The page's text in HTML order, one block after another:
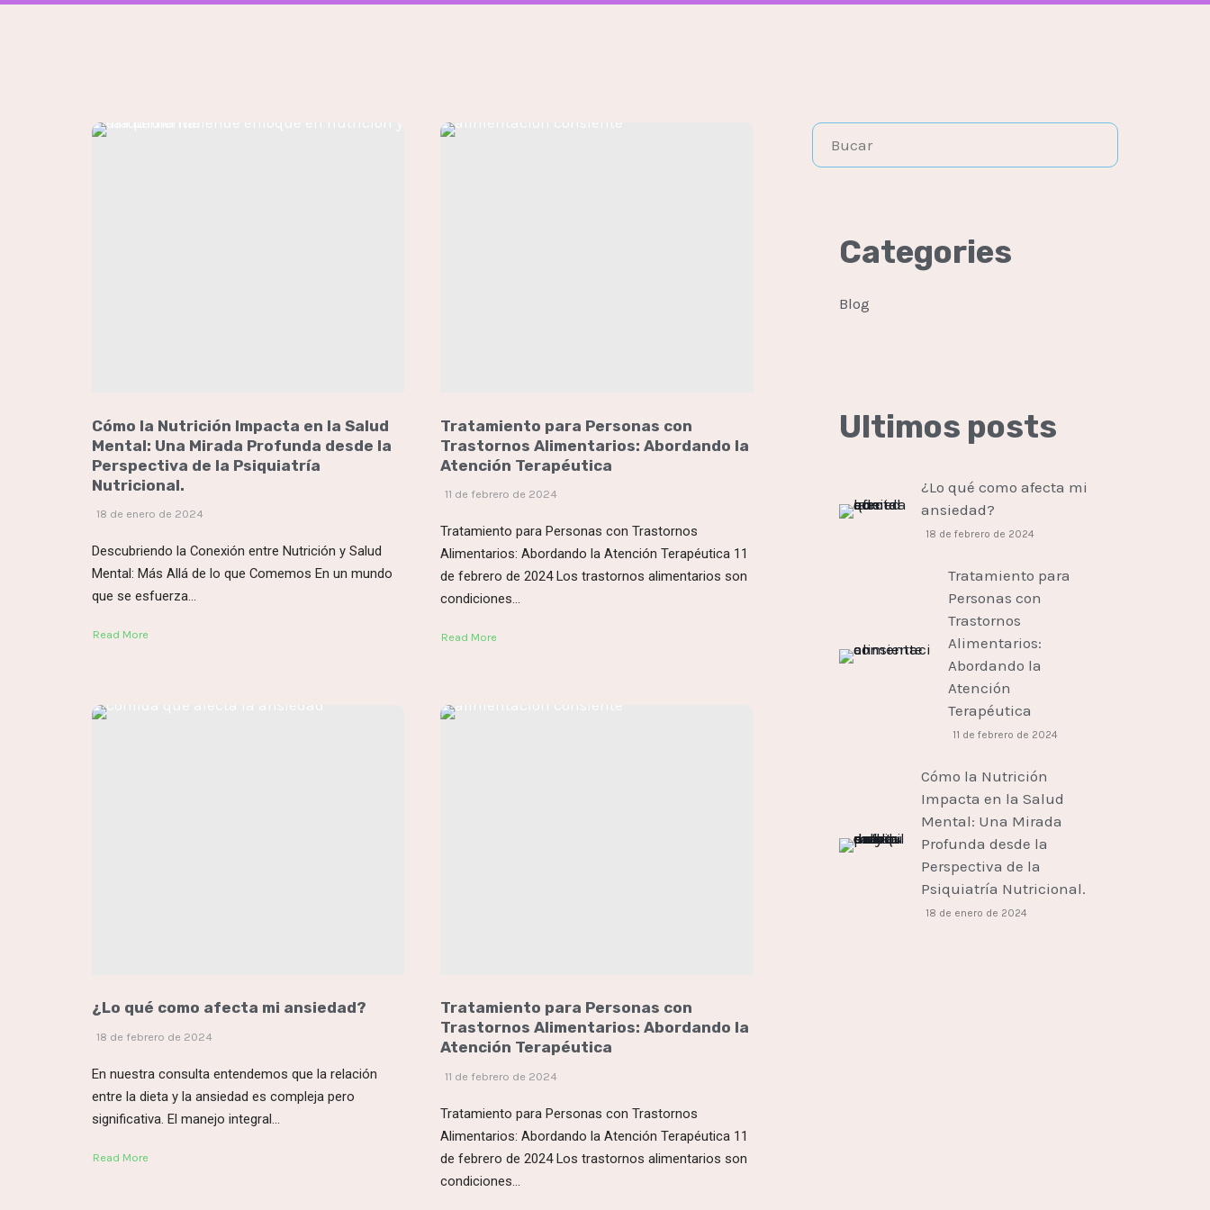
Cómo la Nutrición Impacta en la Salud
Mental: Una Mirada Profunda desde la
Perspectiva de la Psiquiatría
Nutricional.
18 de enero de 2024
Descubriendo la Conexión entre Nutrición y Salud
Mental: Más Allá de lo que Comemos En un mundo
que se esfuerza...
Read More
Tratamiento para Personas con
Trastornos Alimentarios: Abordando la
Atención Terapéutica
11 de febrero de 2024
Tratamiento para Personas con Trastornos
Alimentarios: Abordando la Atención Terapéutica 11
de febrero de 2024 Los trastornos alimentarios son
condiciones...
Read More
¿Lo qué como afecta mi ansiedad?
18 de febrero de 2024
En nuestra consulta entendemos que la relación
entre la dieta y la ansiedad es compleja pero
significativa. El manejo integral...
Read More
Tratamiento para Personas con
Trastornos Alimentarios: Abordando la
Atención Terapéutica
11 de febrero de 2024
Tratamiento para Personas con Trastornos
Alimentarios: Abordando la Atención Terapéutica 11
de febrero de 2024 Los trastornos alimentarios son
condiciones...
Categories
Blog
Ultimos posts
¿Lo qué como afecta mi
ansiedad?
18 de febrero de 2024
Tratamiento para
Personas con
Trastornos
Alimentarios:
Abordando la
Atención
Terapéutica
11 de febrero de 2024
Cómo la Nutrición
Impacta en la Salud
Mental: Una Mirada
Profunda desde la
Perspectiva de la
Psiquiatría Nutricional.
18 de enero de 2024